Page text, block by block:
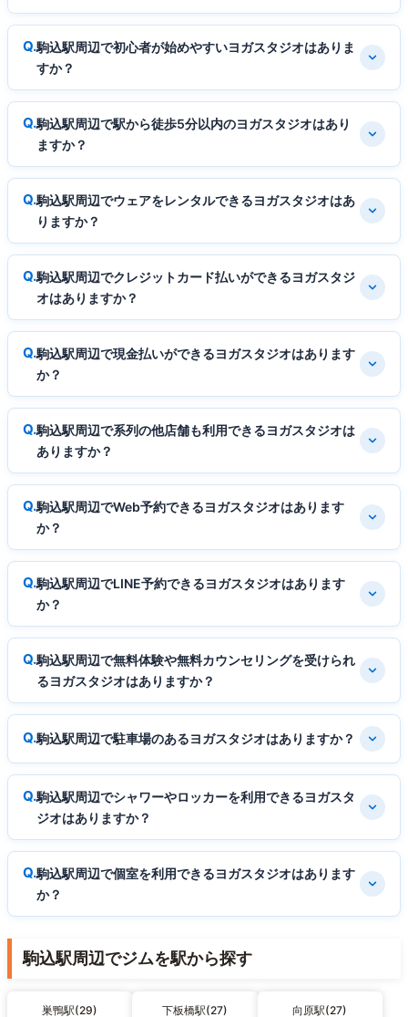
駒込駅周辺で初心者が始めやすいヨガスタジオはありま
すか？
駒込駅周辺で駅から徒歩5分以内のヨガスタジオはあり
ますか？
駒込駅周辺でウェアをレンタルできるヨガスタジオはあ
りますか？
駒込駅周辺でクレジットカード払いができるヨガスタジ
オはありますか？
駒込駅周辺で現金払いができるヨガスタジオはあります
か？
駒込駅周辺で系列の他店舗も利用できるヨガスタジオは
ありますか？
駒込駅周辺でWeb予約できるヨガスタジオはあります
か？
駒込駅周辺でLINE予約できるヨガスタジオはあります
か？
駒込駅周辺で無料体験や無料カウンセリングを受けられ
るヨガスタジオはありますか？
駒込駅周辺で駐車場のあるヨガスタジオはありますか？
駒込駅周辺でシャワーやロッカーを利用できるヨガスタ
ジオはありますか？
駒込駅周辺で個室を利用できるヨガスタジオはあります
か？
駒込駅周辺でジムを駅から探す
巣鴨駅(29) 下板橋駅(27) 向原駅(27)